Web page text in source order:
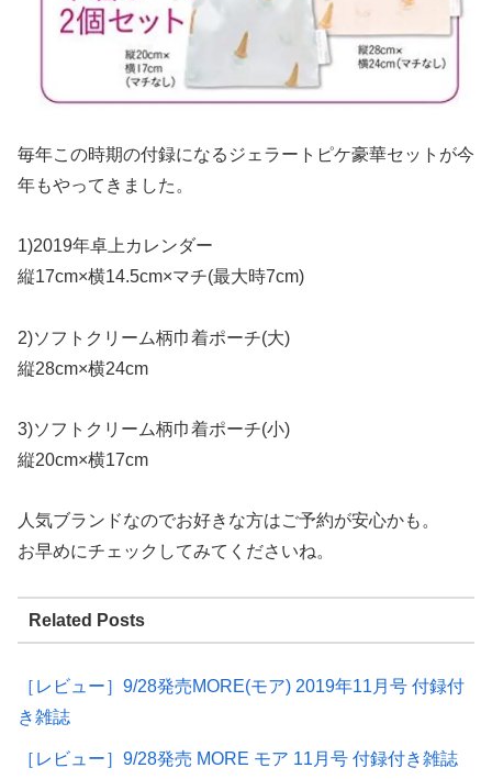
毎年この時期の付録になるジェラートピケ豪華セットが今
年もやってきました。
1)2019年卓上カレンダー
縦17cm×横14.5cm×マチ(最大時7cm)
2)ソフトクリーム柄巾着ポーチ(大)
縦28cm×横24cm
3)ソフトクリーム柄巾着ポーチ(小)
縦20cm×横17cm
人気ブランドなのでお好きな方はご予約が安心かも。
お早めにチェックしてみてくださいね。
Related Posts
［レビュー］9/28発売MORE(モア) 2019年11月号 付録付
き雑誌
［レビュー］9/28発売 MORE モア 11月号 付録付き雑誌